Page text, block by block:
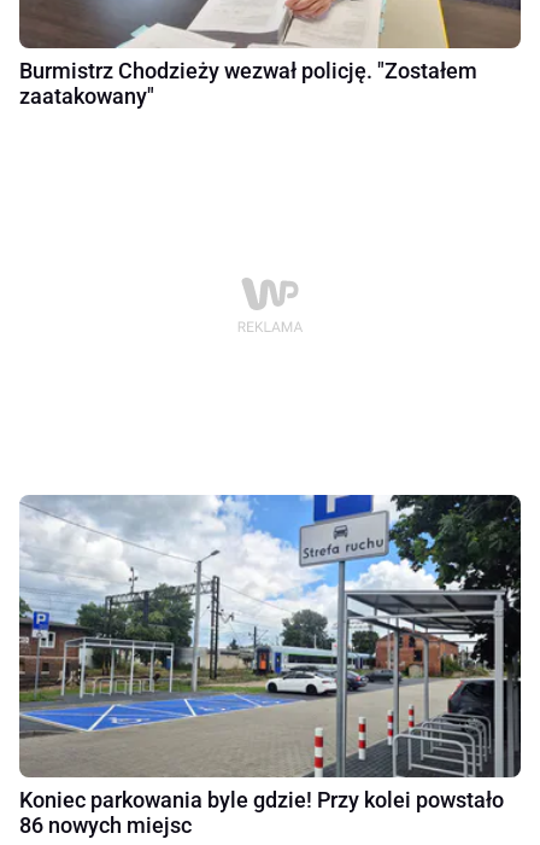
Burmistrz Chodzieży wezwał policję. "Zostałem
zaatakowany"
Koniec parkowania byle gdzie! Przy kolei powstało
86 nowych miejsc